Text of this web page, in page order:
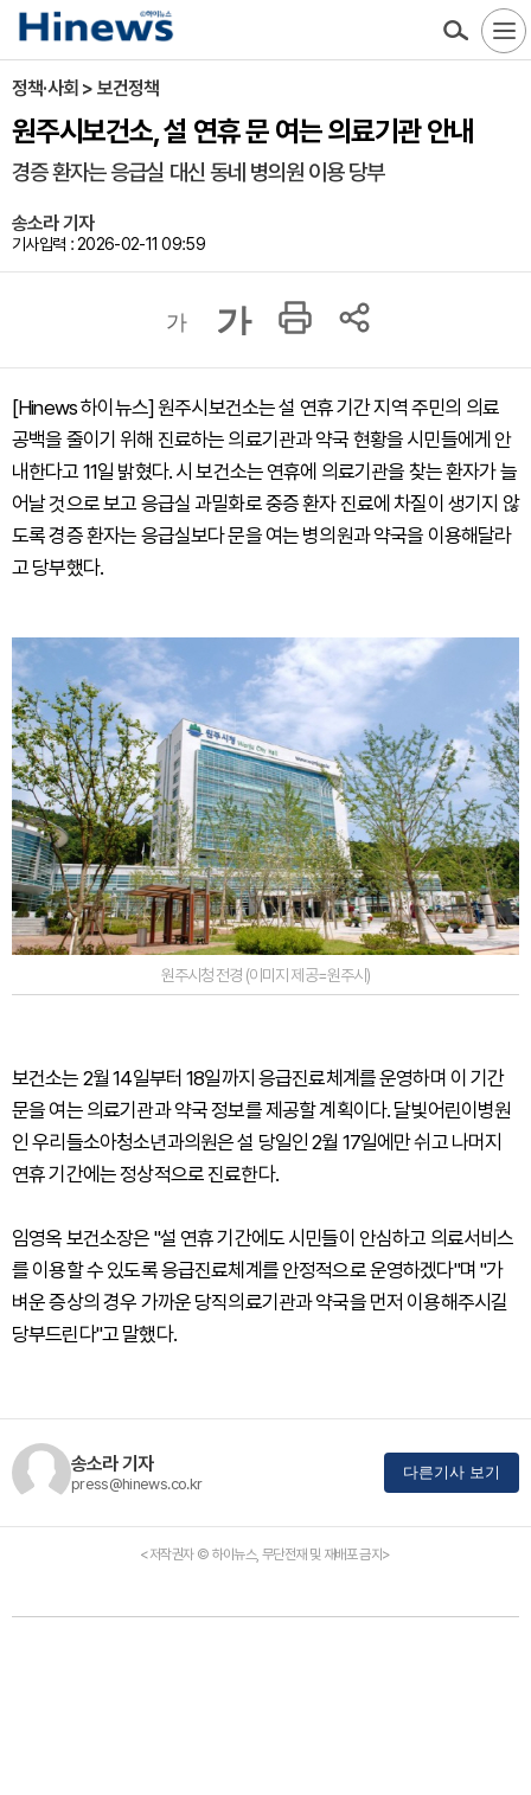
정책·사회 > 보건정책
원주시보건소, 설 연휴 문 여는 의료기관 안내
경증 환자는 응급실 대신 동네 병의원 이용 당부
송소라 기자
기사입력 : 2026-02-11 09:59
가 가
[Hinews 하이뉴스] 원주시보건소는 설 연휴 기간 지역 주민의 의료
공백을 줄이기 위해 진료하는 의료기관과 약국 현황을 시민들에게 안
내한다고 11일 밝혔다. 시 보건소는 연휴에 의료기관을 찾는 환자가 늘
어날 것으로 보고 응급실 과밀화로 중증 환자 진료에 차질이 생기지 않
도록 경증 환자는 응급실보다 문을 여는 병의원과 약국을 이용해달라
고 당부했다.
원주시청 전경 (이미지 제공=원주시)
보건소는 2월 14일부터 18일까지 응급진료체계를 운영하며 이 기간
문을 여는 의료기관과 약국 정보를 제공할 계획이다. 달빛어린이병원
인 우리들소아청소년과의원은 설 당일인 2월 17일에만 쉬고 나머지
연휴 기간에는 정상적으로 진료한다.
임영옥 보건소장은 "설 연휴 기간에도 시민들이 안심하고 의료서비스
를 이용할 수 있도록 응급진료체계를 안정적으로 운영하겠다"며 "가
벼운 증상의 경우 가까운 당직의료기관과 약국을 먼저 이용해주시길
당부드린다"고 말했다.
송소라 기자
press@hinews.co.kr
다른기사 보기
<저작권자 © 하이뉴스, 무단전재 및 재배포 금지>